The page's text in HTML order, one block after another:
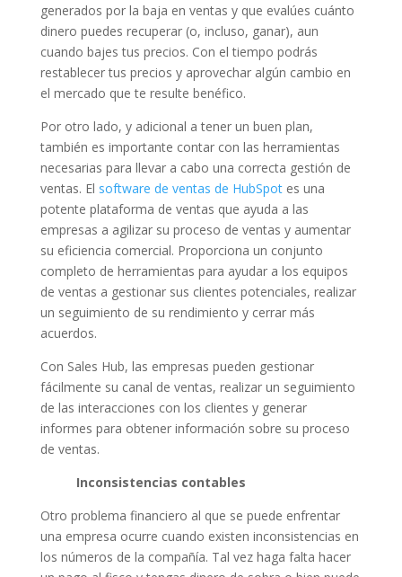
generados por la baja en ventas y que evalúes cuánto
dinero puedes recuperar (o, incluso, ganar), aun
cuando bajes tus precios. Con el tiempo podrás
restablecer tus precios y aprovechar algún cambio en
el mercado que te resulte benéfico.
Por otro lado, y adicional a tener un buen plan,
también es importante contar con las herramientas
necesarias para llevar a cabo una correcta gestión de
ventas. El software de ventas de HubSpotes una
potente plataforma de ventas que ayuda a las
empresas a agilizar su proceso de ventas y aumentar
su eficiencia comercial. Proporciona un conjunto
completo de herramientas para ayudar a los equipos
de ventas a gestionar sus clientes potenciales, realizar
un seguimiento de su rendimiento y cerrar más
acuerdos.
Con Sales Hub, las empresas pueden gestionar
fácilmente su canal de ventas, realizar un seguimiento
de las interacciones con los clientes y generar
informes para obtener información sobre su proceso
de ventas.
Inconsistencias contables
Otro problema financiero al que se puede enfrentar
una empresa ocurre cuando existen inconsistencias en
los números de la compañía. Tal vez haga falta hacer